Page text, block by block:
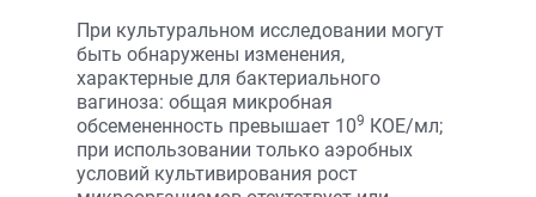
При культуральном исследовании могут
быть обнаружены изменения,
характерные для бактериального
вагиноза: общая микробная
обсемененность превышает 109 КОЕ/мл;
при использовании только аэробных
условий культивирования рост